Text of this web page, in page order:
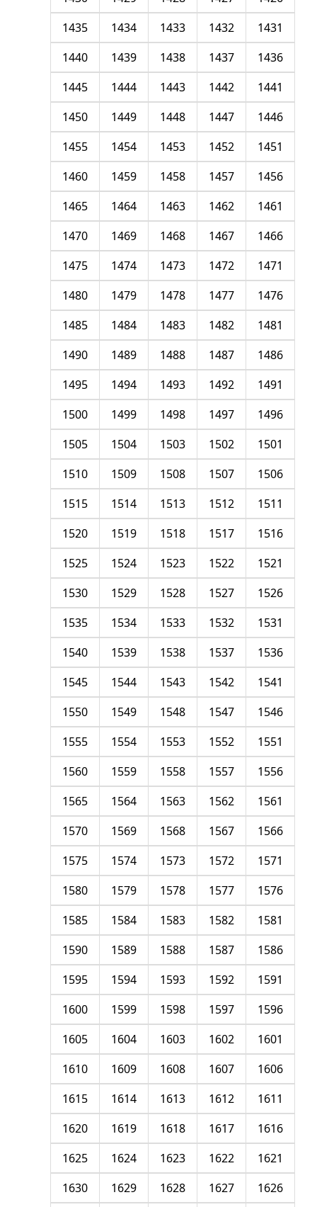
1431
1432
1433
1434
1435
1436
1437
1438
1439
1440
1441
1442
1443
1444
1445
1446
1447
1448
1449
1450
1451
1452
1453
1454
1455
1456
1457
1458
1459
1460
1461
1462
1463
1464
1465
1466
1467
1468
1469
1470
1471
1472
1473
1474
1475
1476
1477
1478
1479
1480
1481
1482
1483
1484
1485
1486
1487
1488
1489
1490
1491
1492
1493
1494
1495
1496
1497
1498
1499
1500
1501
1502
1503
1504
1505
1506
1507
1508
1509
1510
1511
1512
1513
1514
1515
1516
1517
1518
1519
1520
1521
1522
1523
1524
1525
1526
1527
1528
1529
1530
1531
1532
1533
1534
1535
1536
1537
1538
1539
1540
1541
1542
1543
1544
1545
1546
1547
1548
1549
1550
1551
1552
1553
1554
1555
1556
1557
1558
1559
1560
1561
1562
1563
1564
1565
1566
1567
1568
1569
1570
1571
1572
1573
1574
1575
1576
1577
1578
1579
1580
1581
1582
1583
1584
1585
1586
1587
1588
1589
1590
1591
1592
1593
1594
1595
1596
1597
1598
1599
1600
1601
1602
1603
1604
1605
1606
1607
1608
1609
1610
1611
1612
1613
1614
1615
1616
1617
1618
1619
1620
1621
1622
1623
1624
1625
1626
1627
1628
1629
1630